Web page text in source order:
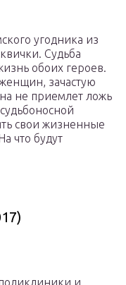
угодника из
Судьба
обоих героев.
зачастую
не приемлет ложь
свои жизненные
что будут
и